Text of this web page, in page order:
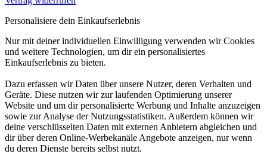
Personalisiere dein Einkaufserlebnis
Nur mit deiner individuellen Einwilligung verwenden wir Cookies
und weitere Technologien, um dir ein personalisiertes
Einkaufserlebnis zu bieten.
Dazu erfassen wir Daten über unsere Nutzer, deren Verhalten und
Geräte. Diese nutzen wir zur laufenden Optimierung unserer
Website und um dir personalisierte Werbung und Inhalte anzuzeigen
sowie zur Analyse der Nutzungsstatistiken. Außerdem können wir
deine verschlüsselten Daten mit externen Anbietern abgleichen und
dir über deren Online-Werbekanäle Angebote anzeigen, nur wenn
du deren Dienste bereits selbst nutzt.